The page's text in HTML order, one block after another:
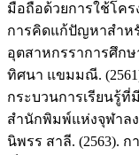
มือถือด้วยการใช้โคร
การคิดแก้ปัญหาสำห
อุตสาหกรราการศึกษ
ทิศนา แขมมณี.
กระบวนการเรียนรู้ที่
สำนักพิมพ์แห่งจุฬาล
นิพรร สาลี. (2563).